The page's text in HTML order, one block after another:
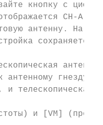
кнопку с
CH-A
антенну. На
сохраняется
антенному гнезду
телескопическая
и [VM]